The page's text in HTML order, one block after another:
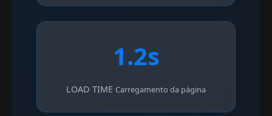
1.2s
LOAD TIME Carregamento da página